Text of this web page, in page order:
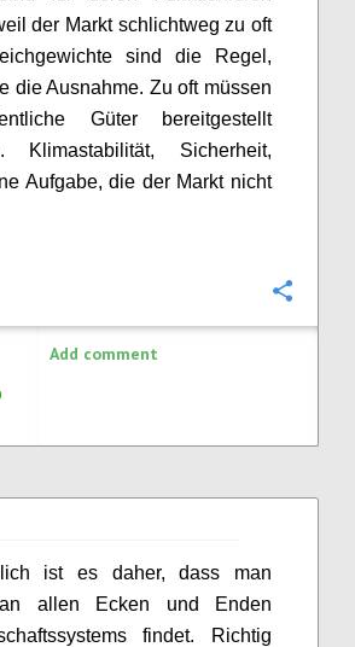
der Markt schlichtweg zu oft
sind die Regel,
die Ausnahme. Zu oft müssen
Güter bereitgestellt
Klimastabilität, Sicherheit,
Aufgabe, die der Markt nicht
Add comment
ist es daher, dass man
an allen Ecken und Enden
findet. Richtig